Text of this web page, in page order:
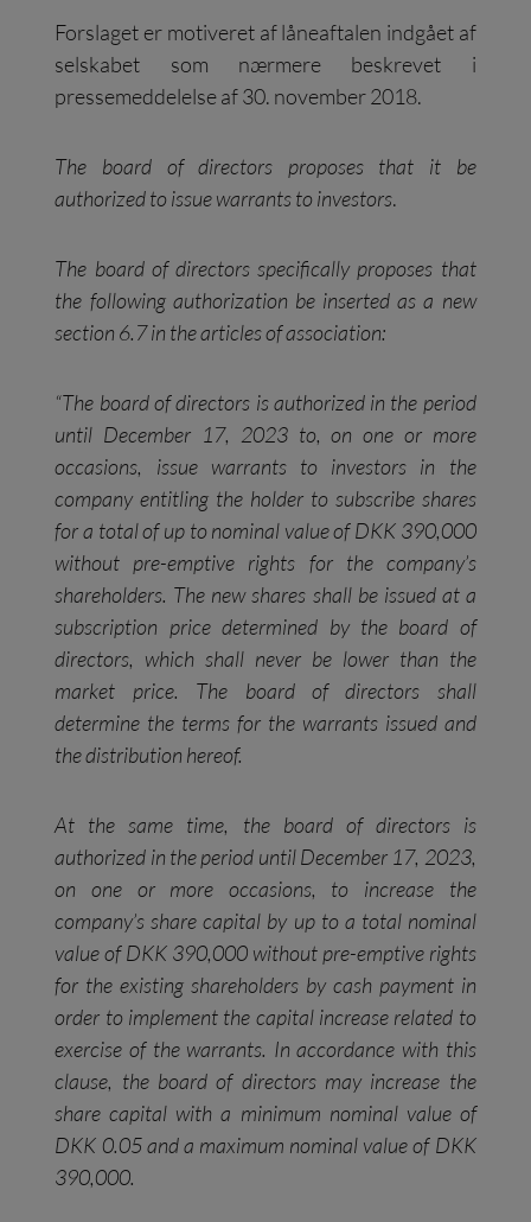
Forslaget er motiveret af låneaftalen indgået af
selskabet som nærmere beskrevet i
pressemeddelelse af 30. november 2018.
The board of directors proposes that it be
authorized to issue warrants to investors.
The board of directors specifically proposes that
the following authorization be inserted as a new
section 6.7 in the articles of association:
“The board of directors is authorized in the period
until December 17, 2023 to, on one or more
occasions, issue warrants to investors in the
company entitling the holder to subscribe shares
for a total of up to nominal value of DKK 390,000
without pre-emptive rights for the company’s
shareholders. The new shares shall be issued at a
subscription price determined by the board of
directors, which shall never be lower than the
market price. The board of directors shall
determine the terms for the warrants issued and
the distribution hereof.
At the same time, the board of directors is
authorized in the period until December 17, 2023,
on one or more occasions, to increase the
company’s share capital by up to a total nominal
value of DKK 390,000 without pre-emptive rights
for the existing shareholders by cash payment in
order to implement the capital increase related to
exercise of the warrants. In accordance with this
clause, the board of directors may increase the
share capital with a minimum nominal value of
DKK 0.05 and a maximum nominal value of DKK
390,000.